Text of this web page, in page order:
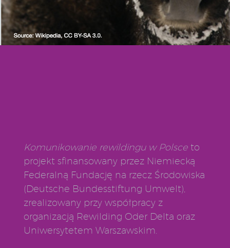
Komunikowanie rewildingu w Polsce to
projekt sfinansowany przez Niemiecką
Federalną Fundację na rzecz Środowiska
(Deutsche Bundesstiftung Umwelt),
zrealizowany przy współpracy z
organizacją Rewilding Oder Delta oraz
Uniwersytetem Warszawskim.